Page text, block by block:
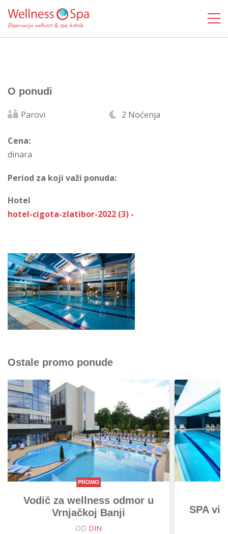
O ponudi
Parovi 2 Noćenja
Cena:
dinara
Period za koji važi ponuda:
Hotel
hotel-cigota-zlatibor-2022 (3) -
Ostale promo ponude
PROMO
Vodič za wellness odmor u
Vrnjačkoj Banji
OD DIN
SPA